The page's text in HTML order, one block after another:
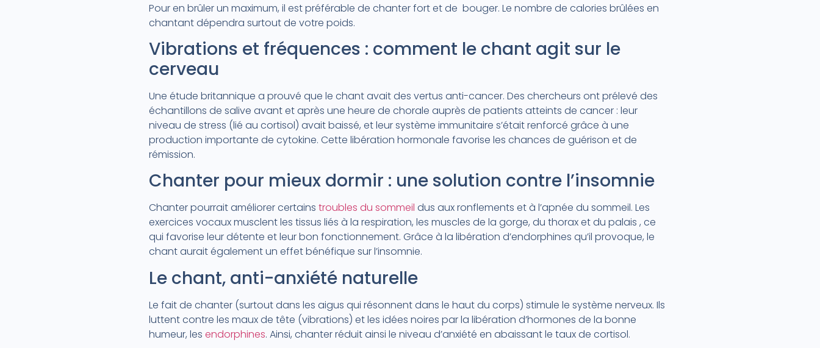
Pour en brûler un maximum, il est préférable de chanter fort et de bouger. Le nombre de calories brûlées en
chantant dépendra surtout de votre poids.
Vibrations et fréquences : comment le chant agit sur le
cerveau
Une étude britannique a prouvé que le chant avait des vertus anti-cancer. Des chercheurs ont prélevé des
échantillons de salive avant et après une heure de chorale auprès de patients atteints de cancer : leur
niveau de stress (lié au cortisol) avait baissé, et leur système immunitaire s’était renforcé grâce à une
production importante de cytokine. Cette libération hormonale favorise les chances de guérison et de
rémission.
Chanter pour mieux dormir : une solution contre l’insomnie
Chanter pourrait améliorer certains troubles du sommeil dus aux ronflements et à l’apnée du sommeil. Les
exercices vocaux musclent les tissus liés à la respiration, les muscles de la gorge, du thorax et du palais , ce
qui favorise leur détente et leur bon fonctionnement. Grâce à la libération d’endorphines qu’il provoque, le
chant aurait également un effet bénéfique sur l’insomnie.
Le chant, anti-anxiété naturelle
Le fait de chanter (surtout dans les aigus qui résonnent dans le haut du corps) stimule le système nerveux. Ils
luttent contre les maux de tête (vibrations) et les idées noires par la libération d’hormones de la bonne
humeur, les endorphines. Ainsi, chanter réduit ainsi le niveau d’anxiété en abaissant le taux de cortisol.